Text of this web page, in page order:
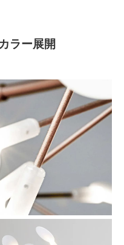
ラー展開